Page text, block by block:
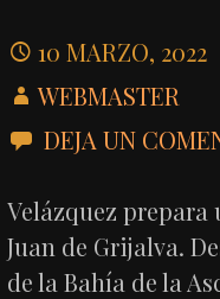
10 MARZO, 2022
WEBMASTER
DEJA UN
Velázquez prepara
Juan de Grijalva.
de la Bahía de la